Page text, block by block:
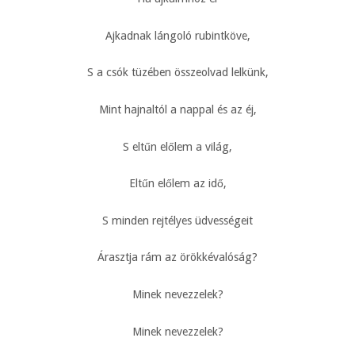
Ajkadnak lángoló rubintköve,
S a csók tüzében összeolvad lelkünk,
Mint hajnaltól a nappal és az éj,
S eltűn előlem a világ,
Eltűn előlem az idő,
S minden rejtélyes üdvességeit
Árasztja rám az örökkévalóság?
Minek nevezzelek?
Minek nevezzelek?